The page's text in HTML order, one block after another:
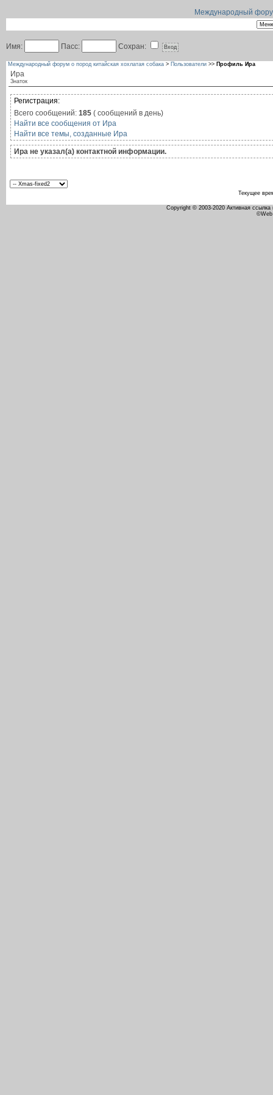
Международный
Имя: Пасс: Сохран:
Международный форум о пород китайская хохлатая собака > Пользователи >> Профиль Ира
Ира
Знаток
Регистрация:
Всего сообщений: 185 ( сообщений в день)
Найти все сообщения от Ира
Найти все темы, созданные Ира
Ира не указал(а) контактной информации.
Текущее
Copyright © 2003-2020 Активная ссылка